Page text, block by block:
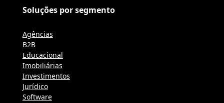
Soluções por segmento
Agências
B2B
Educacional
Imobiliárias
Investimentos
Jurídico
Software